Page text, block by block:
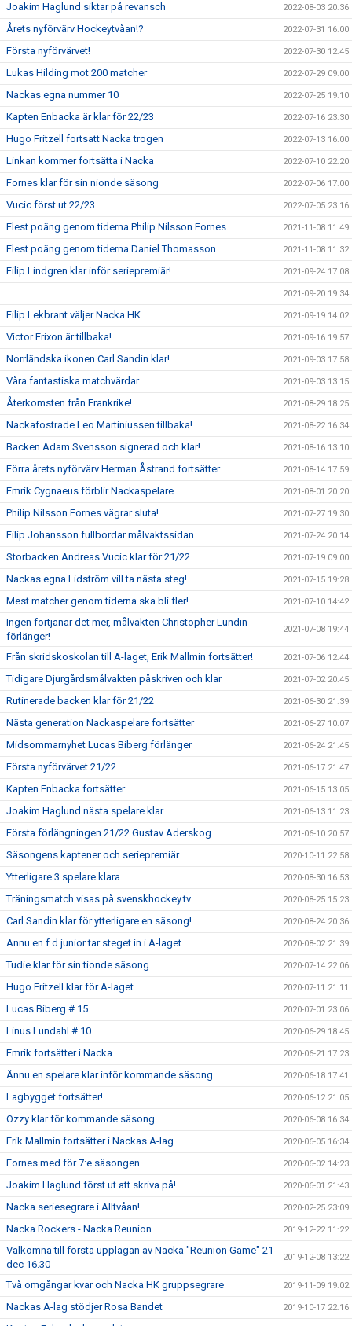
Joakim Haglund siktar på revansch 2022-08-03 20:36
Årets nyförvärv Hockeytvåan!? 2022-07-31 16:00
Första nyförvärvet! 2022-07-30 12:45
Lukas Hilding mot 200 matcher 2022-07-29 09:00
Nackas egna nummer 10 2022-07-25 19:10
Kapten Enbacka är klar för 22/23 2022-07-16 23:30
Hugo Fritzell fortsatt Nacka trogen 2022-07-13 16:00
Linkan kommer fortsätta i Nacka 2022-07-10 22:20
Fornes klar för sin nionde säsong 2022-07-06 17:00
Vucic först ut 22/23 2022-07-05 23:16
Flest poäng genom tiderna Philip Nilsson Fornes 2021-11-08 11:49
Flest poäng genom tiderna Daniel Thomasson 2021-11-08 11:32
Filip Lindgren klar inför seriepremiär! 2021-09-24 17:08
2021-09-20 19:34
Filip Lekbrant väljer Nacka HK 2021-09-19 14:02
Victor Erixon är tillbaka! 2021-09-16 19:57
Norrländska ikonen Carl Sandin klar! 2021-09-03 17:58
Våra fantastiska matchvärdar 2021-09-03 13:15
Återkomsten från Frankrike! 2021-08-29 18:25
Nackafostrade Leo Martiniussen tillbaka! 2021-08-22 16:34
Backen Adam Svensson signerad och klar! 2021-08-16 13:10
Förra årets nyförvärv Herman Åstrand fortsätter 2021-08-14 17:59
Emrik Cygnaeus förblir Nackaspelare 2021-08-01 20:20
Philip Nilsson Fornes vägrar sluta! 2021-07-27 19:30
Filip Johansson fullbordar målvaktssidan 2021-07-24 20:14
Storbacken Andreas Vucic klar för 21/22 2021-07-19 09:00
Nackas egna Lidström vill ta nästa steg! 2021-07-15 19:28
Mest matcher genom tiderna ska bli fler! 2021-07-10 14:42
Ingen förtjänar det mer, målvakten Christopher Lundin
förlänger!
2021-07-08 19:44
Från skridskoskolan till A-laget, Erik Mallmin fortsätter! 2021-07-06 12:44
Tidigare Djurgårdsmålvakten påskriven och klar 2021-07-02 20:45
Rutinerade backen klar för 21/22 2021-06-30 21:39
Nästa generation Nackaspelare fortsätter 2021-06-27 10:07
Midsommarnyhet Lucas Biberg förlänger 2021-06-24 21:45
Första nyförvärvet 21/22 2021-06-17 21:47
Kapten Enbacka fortsätter 2021-06-15 13:05
Joakim Haglund nästa spelare klar 2021-06-13 11:23
Första förlängningen 21/22 Gustav Aderskog 2021-06-10 20:57
Säsongens kaptener och seriepremiär 2020-10-11 22:58
Ytterligare 3 spelare klara 2020-08-30 16:53
Träningsmatch visas på svenskhockey.tv 2020-08-25 15:23
Carl Sandin klar för ytterligare en säsong! 2020-08-24 20:36
Ännu en f d junior tar steget in i A-laget 2020-08-02 21:39
Tudie klar för sin tionde säsong 2020-07-14 22:06
Hugo Fritzell klar för A-laget 2020-07-11 21:11
Lucas Biberg # 15 2020-07-01 23:06
Linus Lundahl # 10 2020-06-29 18:45
Emrik fortsätter i Nacka 2020-06-21 17:23
Ännu en spelare klar inför kommande säsong 2020-06-18 17:41
Lagbygget fortsätter! 2020-06-12 21:05
Ozzy klar för kommande säsong 2020-06-08 16:34
Erik Mallmin fortsätter i Nackas A-lag 2020-06-05 16:34
Fornes med för 7:e säsongen 2020-06-02 14:23
Joakim Haglund först ut att skriva på! 2020-06-01 21:43
Nacka seriesegrare i Alltvåan! 2020-02-25 23:09
Nacka Rockers - Nacka Reunion 2019-12-22 11:22
Välkomna till första upplagan av Nacka "Reunion Game" 21
dec 16.30
2019-12-08 13:22
Två omgångar kvar och Nacka HK gruppsegrare 2019-11-09 19:02
Nackas A-lag stödjer Rosa Bandet 2019-10-17 22:16